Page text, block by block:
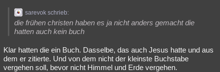
sarevok schrieb:
die frühen christen haben es ja nicht anders gemacht die
hatten auch kein buch
Klar hatten die ein Buch. Dasselbe, das auch Jesus hatte und aus
dem er zitierte. Und von dem nicht der kleinste Buchstabe
vergehen soll, bevor nicht Himmel und Erde vergehen.